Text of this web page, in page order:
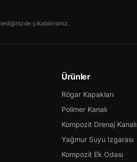
çıkabilirsiniz.
Ürünler
Rögar Kapakları
Polimer Kanalı
Kompozit Drenaj Kanalı
Yağmur Suyu Izgarası
Kompozit Ek Odası